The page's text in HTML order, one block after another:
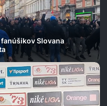
Slovana